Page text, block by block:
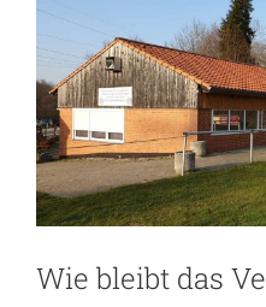
Zeige
grösseres
Bild
Wie bleibt das